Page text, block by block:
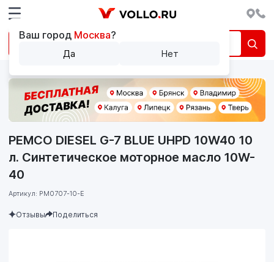
PEMCO DIESEL G-7 BLUE UHPD 10W40 10
л. Синтетическое моторное масло 10W-
40
Артикул: PM0707-10-E
Отзывы Поделиться
Ваш город Москва?
Да Нет